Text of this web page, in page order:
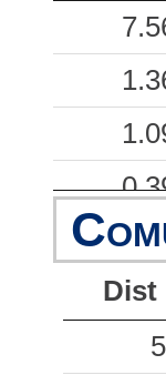
(cm/
0.07
0.06
Dist
5